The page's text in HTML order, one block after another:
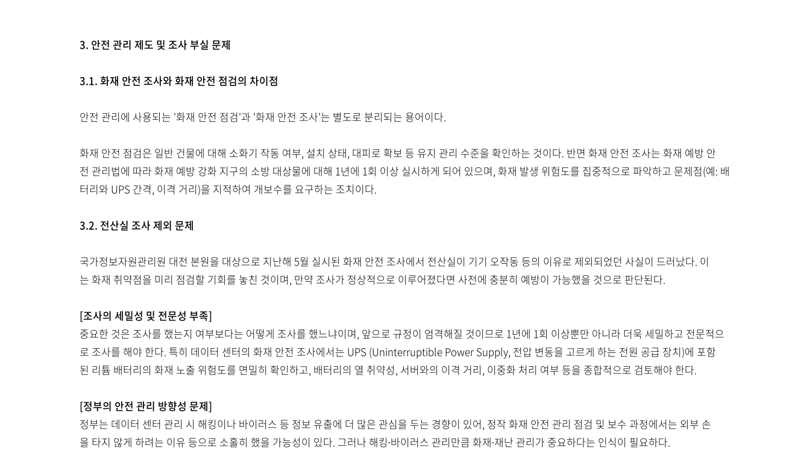
3. 안전 관리 제도 및 조사 부실 문제
3.1. 화재 안전 조사와 화재 안전 점검의 차이점
안전 관리에 사용되는 '화재 안전 점검'과 '화재 안전 조사'는 별도로 분리되는 용어이다.
화재 안전 점검은 일반 건물에 대해 소화기 작동 여부, 설치 상태, 대피로 확보 등 유지 관리 수준을 확인하는 것이다. 반면 화재 안전 조사는 화재 예방 안
전 관리법에 따라 화재 예방 강화 지구의 소방 대상물에 대해 1년에 1회 이상 실시하게 되어 있으며, 화재 발생 위험도를 집중적으로 파악하고 문제점(예: 배
터리와 UPS 간격, 이격 거리)을 지적하여 개보수를 요구하는 조치이다.
3.2. 전산실 조사 제외 문제
국가정보자원관리원 대전 본원을 대상으로 지난해 5월 실시된 화재 안전 조사에서 전산실이 기기 오작동 등의 이유로 제외되었던 사실이 드러났다. 이
는 화재 취약점을 미리 점검할 기회를 놓친 것이며, 만약 조사가 정상적으로 이루어졌다면 사전에 충분히 예방이 가능했을 것으로 판단된다.
[조사의 세밀성 및 전문성 부족]
중요한 것은 조사를 했는지 여부보다는 어떻게 조사를 했느냐이며, 앞으로 규정이 엄격해질 것이므로 1년에 1회 이상뿐만 아니라 더욱 세밀하고 전문적으
로 조사를 해야 한다. 특히 데이터 센터의 화재 안전 조사에서는 UPS (Uninterruptible Power Supply, 전압 변동을 고르게 하는 전원 공급 장치)에 포함
된 리튬 배터리의 화재 노출 위험도를 면밀히 확인하고, 배터리의 열 취약성, 서버와의 이격 거리, 이중화 처리 여부 등을 종합적으로 검토해야 한다.
[정부의 안전 관리 방향성 문제]
정부는 데이터 센터 관리 시 해킹이나 바이러스 등 정보 유출에 더 많은 관심을 두는 경향이 있어, 정작 화재 안전 관리 점검 및 보수 과정에서는 외부 손
을 타지 않게 하려는 이유 등으로 소홀히 했을 가능성이 있다. 그러나 해킹∙바이러스 관리만큼 화재∙재난 관리가 중요하다는 인식이 필요하다.